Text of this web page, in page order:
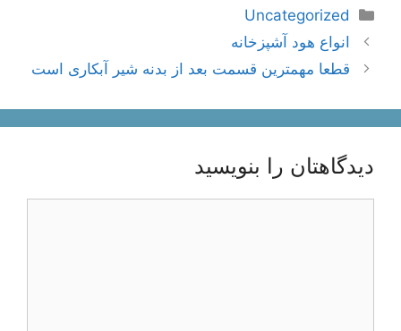
دسته‌ها
Uncategorized
ناوبری
نوشته‌ها
انواع هود آشپزخانه
قطعا مهمترین قسمت بعد از بدنه شیر آبکاری است
دیدگاهتان را بنویسید